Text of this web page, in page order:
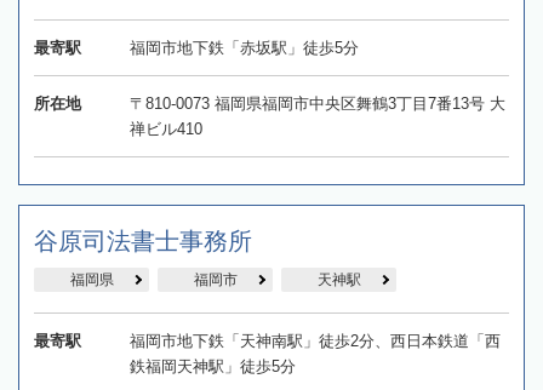
最寄駅 福岡市地下鉄「赤坂駅」徒歩5分
所在地
〒810-0073 福岡県福岡市中央区舞鶴3丁目7番13号 大
禅ビル410
谷原司法書士事務所
福岡県 福岡市 天神駅
最寄駅
福岡市地下鉄「天神南駅」徒歩2分、西日本鉄道「西
鉄福岡天神駅」徒歩5分